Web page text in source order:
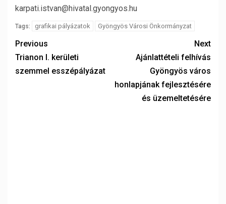
karpati.istvan@hivatal.gyongyos.hu
Tags: grafikai pályázatok Gyöngyös Városi Önkormányzat
Previous
Trianon I. kerületi
szemmel esszépályázat
Next
Ajánlattételi felhívás
Gyöngyös város
honlapjának fejlesztésére
és üzemeltetésére